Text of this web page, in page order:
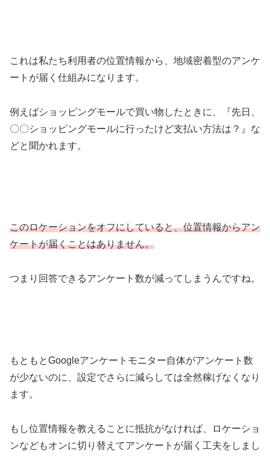
これは私たち利用者の位置情報から、地域密着型のアンケ
ートが届く仕組みになります。
例えばショッピングモールで買い物したときに、『先日、
〇〇ショッピングモールに行ったけど支払い方法は？』な
どと聞かれます。
このロケーションをオフにしていると、位置情報からアン
ケートが届くことはありません。
つまり回答できるアンケート数が減ってしまうんですね。
もともとGoogleアンケートモニター自体がアンケート数
が少ないのに、設定でさらに減らしては全然稼げなくなり
ます。
もし位置情報を教えることに抵抗がなければ、ロケーショ
ンなどもオンに切り替えてアンケートが届く工夫をしまし